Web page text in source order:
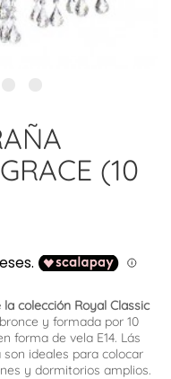
(10
colección Royal Classic
y formada por 10
forma de vela E14. Lás
ideales para colocar
y dormitorios amplios.